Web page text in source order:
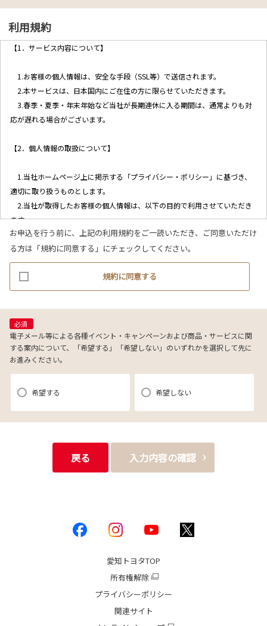
利用規約
【1．サービス内容について】
1.お客様の個人情報は、安全な手段（SSL等）で送信されます。
2.本サービスは、日本国内にご在住の方に限らせていただきます。
3.春季・夏季・年末年始など当社が長期連休に入る期間は、通常よりも対
応が遅れる場合がございます。
【2．個人情報の取扱について】
1.当社ホームページ上に掲示する「プライバシー・ポリシー」に基づき、
適切に取り扱うものとします。
2.当社が取得したお客様の個人情報は、以下の目的で利用させていただき
ます。
(1)お客様リクエストに対応するにあたって問題が発生した場合の確認・
連絡
(2)お客様から照会があった場合のリクエスト情報の確認
(3)お客様に不利益を与えないために行う、お客様に対する迅速なご連絡
（電子メール、電話、郵送によるご連絡）
(5)商品の企画・開発あるいはお客様満足向上策などの検討のためのお客
様アンケート調査の実施
【3．推奨環境について】
1.当社の推奨するインターネット環境にてお申込みをお願いします。推奨
それに伴う連絡の不徹底については責任を負いかねますので、あらかじ
いただく場合がございます。
【4．規約について】
1.本規約は事前の告知なく変更することがあります。変更した内容は本ペ
ージにてご確認いただくものとします。
【トヨタ自動車への個人情報の第三者提供について】
1.当社が取得したお客様の個人情報（本リクエストフォームよりご入力いた
お申込を行う前に、上記の利用規約をご一読いただき、ご同意いただけ
る方は「規約に同意する」にチェックしてください。
規約に同意する
必須
電子メール等による各種イベント・キャンペーンおよび商品・サービスに関
する案内について、「希望する」「希望しない」のいずれかを選択して先に
お進みください。
希望する 希望しない
戻る 入力内容の確認
愛知トヨタTOP
所有権解除
プライバシーポリシー
関連サイト